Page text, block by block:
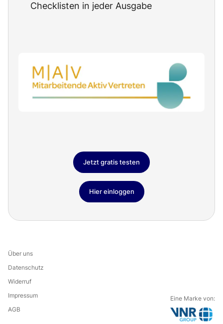
Checklisten in jeder Ausgabe
Jetzt gratis testen
Hier einloggen
Über uns
Datenschutz
Widerruf
Impressum
AGB
Eine Marke von: